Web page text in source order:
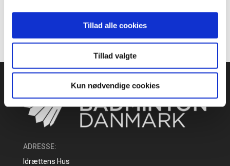
Tillad alle cookies
Tillad valgte
Kun nødvendige cookies
ADRESSE:
Idrættens Hus